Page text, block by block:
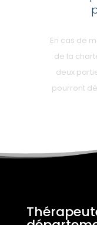
En cas de
de la
deux
pourront